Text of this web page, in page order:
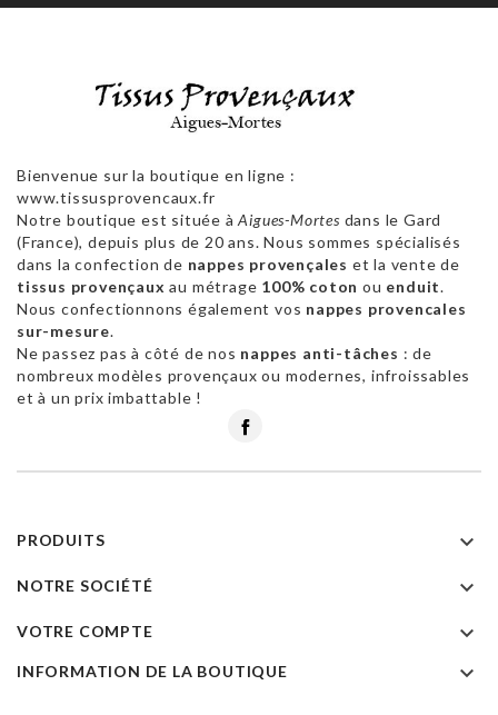
Bienvenue sur la boutique en ligne :
www.tissusprovencaux.fr
Notre boutique est située àAigues-Mortes dans le Gard
(France), depuis plus de 20 ans. Nous sommes spécialisés
dans la confection de nappes provençales et la vente de
tissus provençaux au métrage 100% coton ou enduit.
Nous confectionnons également vos nappes provencales
sur-mesure.
Ne passez pas à côté de nos nappes anti-tâches : de
nombreux modèles provençaux ou modernes, infroissables
et à un prix imbattable !
PRODUITS 
NOTRE SOCIÉTÉ 
VOTRE COMPTE 
INFORMATION DE LA BOUTIQUE 